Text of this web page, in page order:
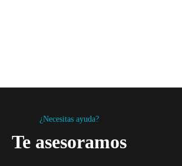
¿Necesitas ayuda?
Te asesoramos